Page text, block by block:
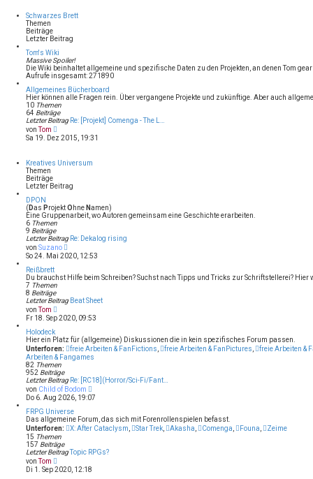
a
t
B
e
i
t
r
a
g
Schwarzes Brett
Themen
Beiträge
Letzter Beitrag
Tom's Wiki
Massive Spoiler!
Die Wiki beinhaltet allgemeine und spezifische Daten zu den Projekten, an denen Tom
Aufrufe insgesamt: 271890
Allgemeines Bücherboard
Hier können alle Fragen rein. Über vergangene Projekte und zukünftige. Aber auch
10 Themen
64 Beiträge
Letzter Beitrag Re: [Projekt] Comenga - The L…
vonTom
e
u
t
B
t
r
a
g
Sa 19. Dez 2015, 19:31
Kreatives Universum
Themen
Beiträge
Letzter Beitrag
DPON
( Das ProjektO hne Namen)
Eine Gruppenarbeit, wo Autoren gemeinsam eine Geschichte erarbeiten.
6 Themen
9 Beiträge
Letzter Beitrag Re: Dekalog rising
von Suzano
e
u
s
r
e
i
r
a
g
So 24. Mai 2020, 12:53
Reißbrett
Du brauchst Hilfe beim Schreiben? Suchst nach Tipps und Tricks zur Schriftstellerei? Hier
7 Themen
8 Beiträge
Letzter Beitrag Beat Sheet
vonTom
e
u
s
t
e
r
B
e
i
t
r
g
Fr 18. Sep 2020, 09:53
Holodeck
Hier ein Platz für (allgemeine) Diskussionen die in kein spezifisches Forum passen.
Unterforen:
freie Arbeiten & FanFictions freie Arbeiten & FanPictures
freie Arbeiten &
Arbeiten & Fangames
82 Themen
952 Beiträge
Letzter Beitrag Re: [RC18](Horror/Sci-Fi/Fant…
von Child of Bodom
e
u
s
t
B
e
Do 6. Aug 2026, 19:07
FRPG Universe
Das allgemeine Forum, das sich mit Forenrollenspielen befasst.
Unterforen:
X: After Cataclysm Star Trek Akasha Comenga Founa
Zeime
15 Themen
157 Beiträge
Letzter BeitragTopic RPGs?
vonTom
e
u
Di 1. Sep 2020, 12:18